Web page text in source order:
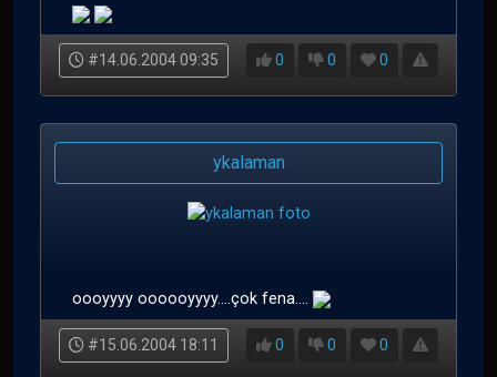
#14.06.2004 09:35 0 0 0
ykalaman
oooyyyy oooooyyyy....çok fena....
#15.06.2004 18:11 0 0 0